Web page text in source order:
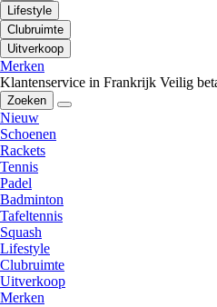
Lifestyle
Clubruimte
Uitverkoop
Merken
Klantenservice in Frankrijk Veilig
Zoeken
Nieuw
Schoenen
Rackets
Tennis
Padel
Badminton
Tafeltennis
Squash
Lifestyle
Clubruimte
Uitverkoop
Merken